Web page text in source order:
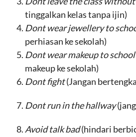
tinggalkan kelas tanpa ijin)
Dont wear jewellery to
perhiasan ke sekolah)
Dont wear makeup to school
makeup ke sekolah)
Dont fight(Jangan
Dont run in the hallway
Avoid talk bad(hindari